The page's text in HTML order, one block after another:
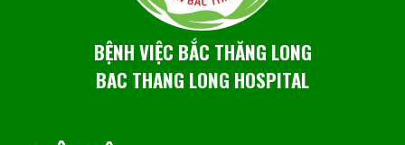
BỆNH VIỆC BẮC THĂNG LONG
BAC THANG LONG HOSPITAL